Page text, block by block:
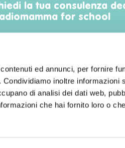
ed annunci, per fornire
inoltre informazioni
di analisi dei dati web,
che hai fornito loro o
la tua consulenza
for school
luoghi, servizi, sconti,
a Milano!